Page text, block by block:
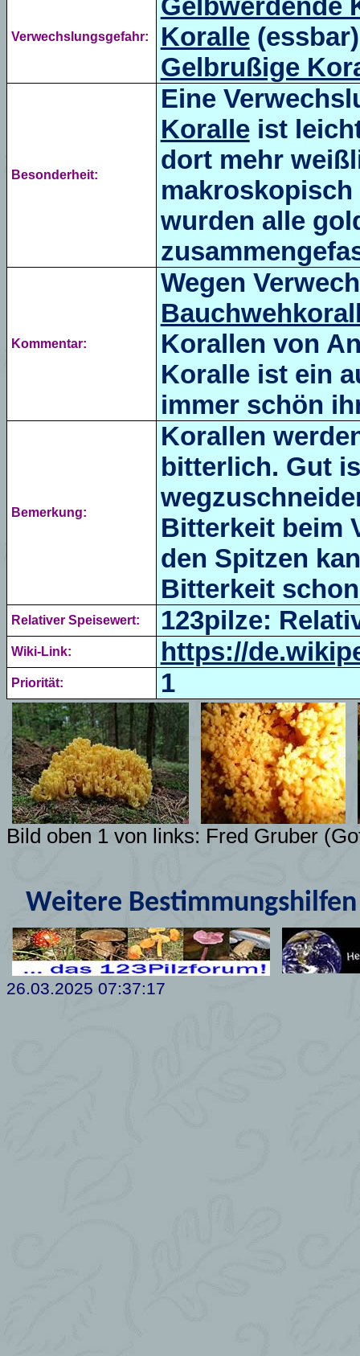
Verwechslungsgefahr:
Gelbwerdende
Koralle
Gelbrußige
Besonderheit:
Eine
Koralleist
dort mehr
wurden alle
Kommentar:
Wegen
Korallen von
Koralle ist ein
immer schön
Bemerkung:
Korallen
bitterlich. Gut
Bitterkeit beim
den Spitzen
Bitterkeit
Relativer Speisewert: 123pilze:
Wiki-Link: https://
Priorität: 1
Bild oben 1 von links: Fred Gruber
Weitere
26.03.2025 07:37:17